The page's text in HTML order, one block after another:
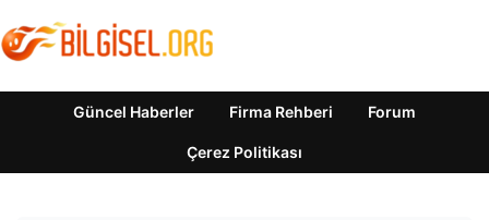
Güncel Haberler Firma Rehberi Forum
Çerez Politikası